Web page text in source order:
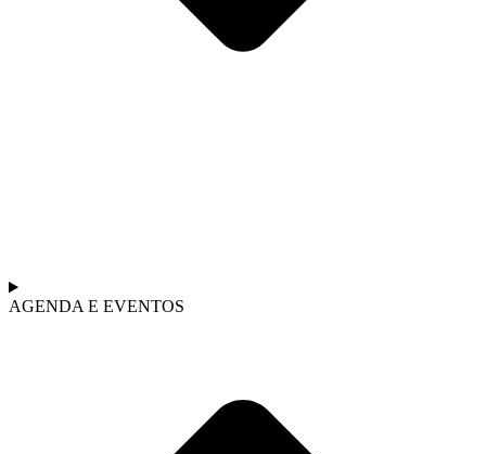
AGENDA E EVENTOS